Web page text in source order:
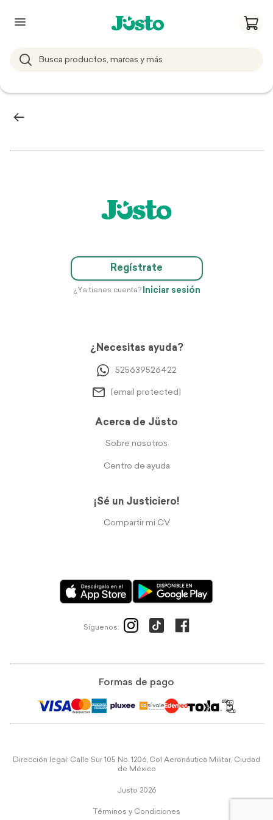
Regístrate
¿Ya tienes cuenta? Iniciar sesión
¿Necesitas ayuda?
525639526422
[email protected]
Acerca de Jüsto
Sobre nosotros
Centro de ayuda
¡Sé un Justiciero!
Compartir mi CV
Síguenos:
Formas de pago
Dirección legal: Calle Sur 105 No. 1206, Col Aeronáutica Militar, Ciudad
de México
Justo 2026
Términos y Condiciones